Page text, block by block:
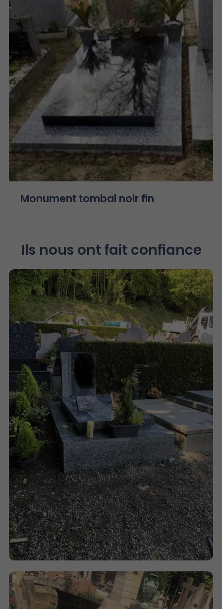
Monument tombal noir fin
Ils nous ont fait confiance